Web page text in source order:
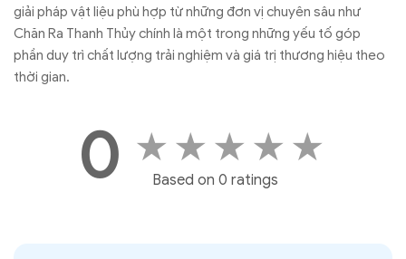
giải pháp vật liệu phù hợp từ những đơn vị chuyên sâu như
Chăn Ra Thanh Thủy chính là một trong những yếu tố góp
phần duy trì chất lượng trải nghiệm và giá trị thương hiệu theo
thời gian.
0 ★ ★ ★ ★ ★
Based on 0 ratings